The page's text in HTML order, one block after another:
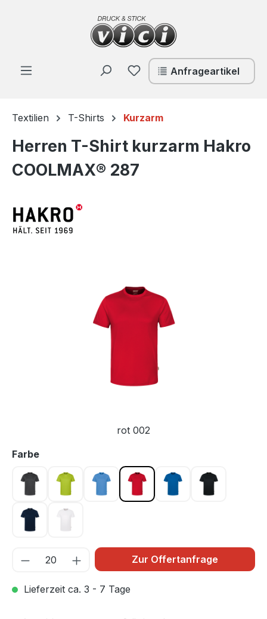
Zum Hauptinhalt springen
Du hast 0 Produkte auf
Anfrageartikel
Textilien T-Shirts Kurzarm
Herren T-Shirt kurzarm Hakro
COOLMAX® 287
rot 002
Farbeauswählen
anthrazit 028kiwi 040 malibublau 041
rot 002 royalblau 010schwarz 005
tinte 034 weiß 001
Zur Offertanfrage
Lieferzeit ca. 3 - 7 Tage